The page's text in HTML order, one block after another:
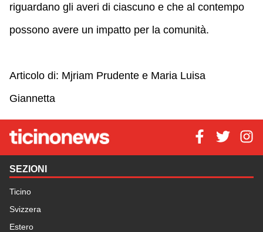
riguardano gli averi di ciascuno e che al contempo
possono avere un impatto per la comunità.
Articolo di: Mjriam Prudente e Maria Luisa
Giannetta
SEZIONI
Ticino
Svizzera
Estero